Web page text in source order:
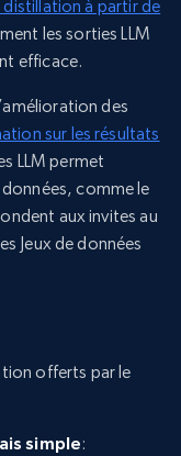
distillation à partir de
les sorties LLM
efficace.
des
sur les résultats
LLM permet
comme le
aux invites au
Jeux de données
offerts par le
simple: